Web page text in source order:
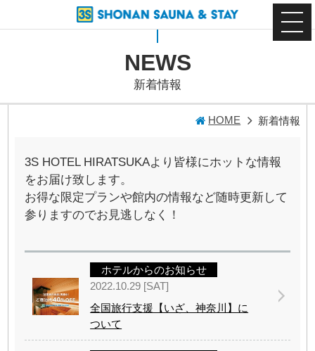
NEWS
新着情報
HOME 新着情報
3S HOTEL HIRATSUKAより皆様にホットな情報
をお届け致します。
お得な限定プランや館内の情報など随時更新して
参りますのでお見逃しなく！
ホテルからのお知らせ
2022.10.29 [SAT]
全国旅行支援【いざ、神奈川】に
ついて